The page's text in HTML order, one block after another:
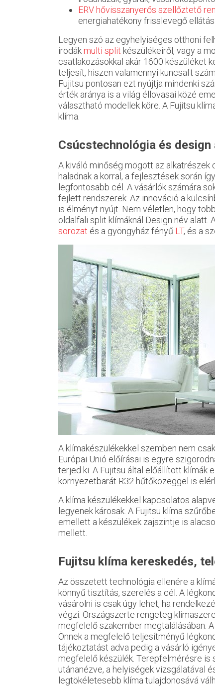
ERV hővisszanyerős szellőztető
energiahatékony frisslevegő
Legyen szó az egyhelyiséges otthoni
irodákmulti split készülékeiről, vagy a
csatlakozásokkal akár 1600 készüléket
teljesít, hiszen valamennyi kuncsaft
Fujitsu pontosan ezt nyújtja mindenki
érték aránya is a világ éllovasai közé
választható modellek köre. A Fujitsu
klíma.
Csúcstechnológia és
A kiváló minőség mögött az
haladnak a korral, a fejlesztések során
legfontosabb cél. A vásárlók számára
fejlett rendszerek. Az innováció a
is élményt nyújt. Nem véletlen, hogy
oldalfali split klímáknál Design név alatt.
sorozat és a gyöngyház fényű LT, és a
A klímakészülékekkel szemben nem
Európai Unió előírásai is egyre
terjed ki. A Fujitsu által előállított klímák
környezetbarát R32 hűtőközeggel is
A klíma készülékekkel kapcsolatos
legyenek károsak. A Fujitsu klíma
emellett a készülékek zajszintje is
mellett.
Fujitsu klíma kereskedés,
Az összetett technológia ellenére a
könnyű tisztítás, szerelés a cél. A
vásárolni is csak úgy lehet, ha
végzi. Országszerte rengeteg
megfelelő szakember megtalálásában.
Önnek a megfelelő teljesítményű
tájékoztatást adva pedig a vásárló
megfelelő készülék. Terepfelmérésre is
utánanézve, a helyiségek vizsgálatával
legtökéletesebb klíma tulajdonosává